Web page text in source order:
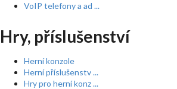
VoIP telefony a ad ...
Hry, příslušenství
Herní konzole
Herní příslušenstv ...
Hry pro herní konz ...